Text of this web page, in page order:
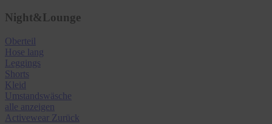
Night&Lounge
Oberteil
Hose lang
Leggings
Shorts
Kleid
Umstandswäsche
alle anzeigen
Activewear Zurück